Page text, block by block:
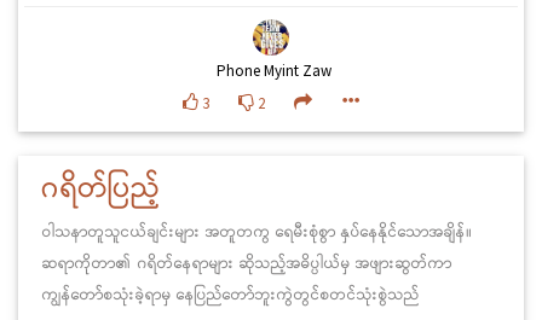
Phone Myint Zaw
3
2
ဂရိတ်ပြည့်
ဝါသနာတူသူငယ်ချင်းများ အတူတကွ ရေမီးစုံစွာ နှပ်နေနိုင်သောအချိန်။
ဆရာကိုတာ၏ ဂရိတ်နေရာများ ဆိုသည့်အဓိပ္ပါယ်မှ အဖျားဆွတ်ကာ
ကျွန်တော်စသုံးခဲ့ရာမှ နေပြည်တော်ဘူးကွဲတွင်စတင်သုံးစွဲသည်